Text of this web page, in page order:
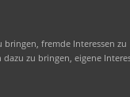
fremde Interessen zu
zu bringen, eigene